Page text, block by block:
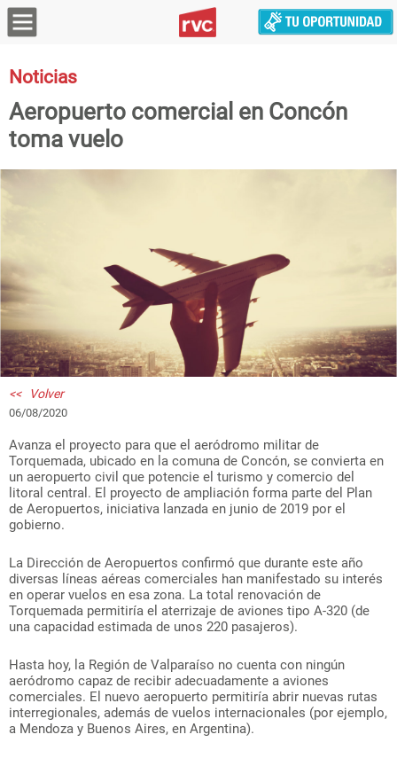
Noticias
Aeropuerto comercial en Concón
toma vuelo
<< Volver
06/08/2020
Avanza el proyecto para que el aeródromo militar de
Torquemada, ubicado en la comuna de Concón, se convierta en
un aeropuerto civil que potencie el turismo y comercio del
litoral central. El proyecto de ampliación forma parte del Plan
de Aeropuertos, iniciativa lanzada en junio de 2019 por el
gobierno.
La Dirección de Aeropuertos confirmó que durante este año
diversas líneas aéreas comerciales han manifestado su interés
en operar vuelos en esa zona. La total renovación de
Torquemada permitiría el aterrizaje de aviones tipo A-320 (de
una capacidad estimada de unos 220 pasajeros).
Hasta hoy, la Región de Valparaíso no cuenta con ningún
aeródromo capaz de recibir adecuadamente a aviones
comerciales. El nuevo aeropuerto permitiría abrir nuevas rutas
interregionales, además de vuelos internacionales (por ejemplo,
a Mendoza y Buenos Aires, en Argentina).